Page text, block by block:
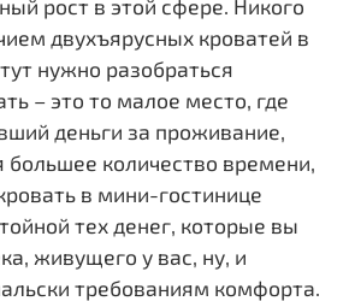
рост в этой сфере. Никого
двухъярусных кроватей в
нужно разобраться
– это то малое место, где
деньги за проживание,
большее количество времени,
в мини-гостинице
тех денег, которые вы
живущего у вас, ну, и
требованиям комфорта.